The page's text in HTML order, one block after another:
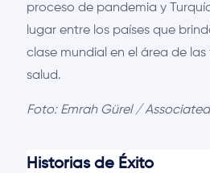
proceso de pandemia y
lugar entre los países que
clase mundial en el área de
salud.
Foto: Emrah Gürel /Associated
Historias de Éxito